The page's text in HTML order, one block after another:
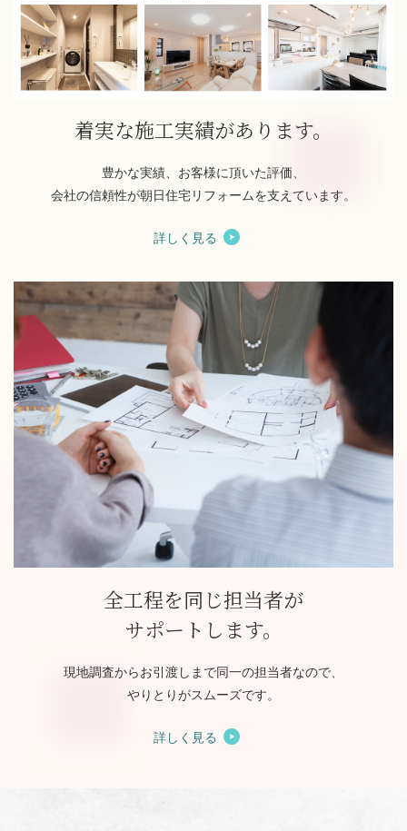
着実な施工実績があります。
豊かな実績、お客様に頂いた評価、
会社の信頼性が朝日住宅リフォームを支えています。
詳しく見る
全工程を同じ担当者が
サポートします。
現地調査からお引渡しまで同一の担当者なので、
やりとりがスムーズです。
詳しく見る